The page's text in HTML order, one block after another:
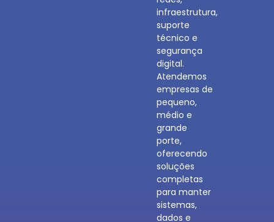
infraestrutura,
suporte
técnico e
segurança
digital.
Atendemos
empresas de
pequeno,
médio e
grande
porte,
oferecendo
soluções
completas
para manter
sistemas,
dados e